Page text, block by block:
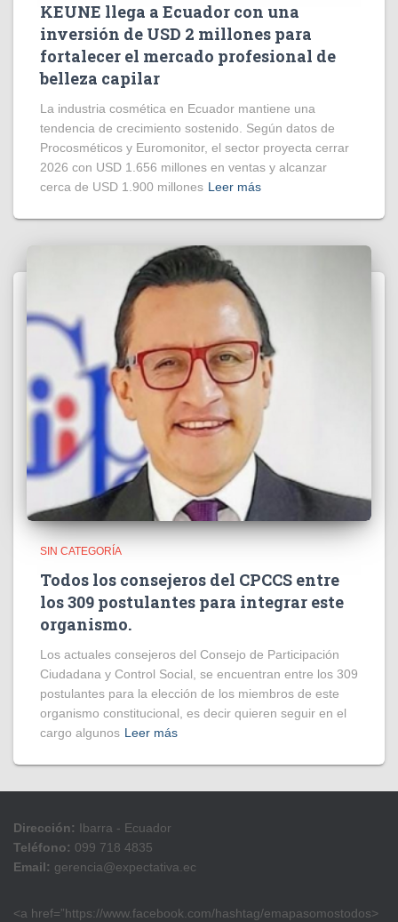
KEUNE llega a Ecuador con una
inversión de USD 2 millones para
fortalecer el mercado profesional de
belleza capilar
La industria cosmética en Ecuador mantiene una
tendencia de crecimiento sostenido. Según datos de
Procosméticos y Euromonitor, el sector proyecta cerrar
2026 con USD 1.656 millones en ventas y alcanzar
cerca de USD 1.900 millones Leer más
SIN CATEGORÍA
Todos los consejeros del CPCCS entre
los 309 postulantes para integrar este
organismo.
Los actuales consejeros del Consejo de Participación
Ciudadana y Control Social, se encuentran entre los 309
postulantes para la elección de los miembros de este
organismo constitucional, es decir quieren seguir en el
cargo algunos Leer más
Dirección: Ibarra - Ecuador
Teléfono: 099 718 4835
Email: gerencia@expectativa.ec
<a href=”https://www.facebook.com/hashtag/emapasomostodos>